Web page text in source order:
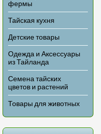
фермы
Тайская кухня
Детские товары
Одежда и Аксессуары
из Тайланда
Семена тайских
цветов и растений
Товары для животных